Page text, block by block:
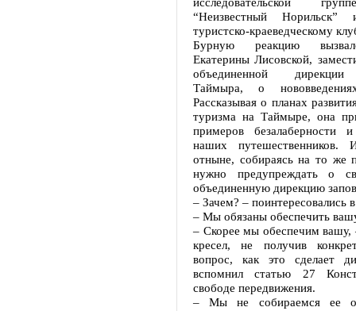
“Неизвестный Норильск”
туристско-краеведческому
Бурную реакцию
Екатерины Лисовской,
объединенной дирекции
Таймыра, о
Рассказывая о планах
туризма на Таймыре, она
примеров безалаберности
наших путешественников.
отныне, собираясь на то же
нужно предупреждать о
объединенную дирекцию
– Зачем? – поинтересовались в
– Мы обязаны обеспечить
– Скорее мы обеспечим вашу,
кресел, не получив
вопрос, как это сделает
вспомнил статью 27
свободе передвижения.
– Мы не собираемся ее